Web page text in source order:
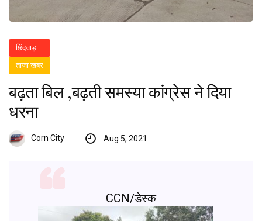
छिंदवाड़ा
ताजा खबर
बढ़ता बिल ,बढ़ती समस्या कांग्रेस ने दिया
धरना
Corn City Aug 5, 2021
CCN/डेस्क